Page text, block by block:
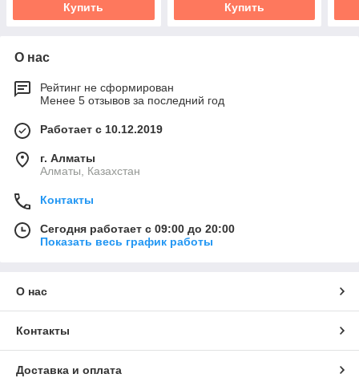
Купить Купить
О нас
Рейтинг не сформирован
Менее 5 отзывов за последний год
Работает с 10.12.2019
г. Алматы
Алматы, Казахстан
Контакты
Сегодня работает с 09:00 до 20:00
Показать весь график работы
О нас
Контакты
Доставка и оплата